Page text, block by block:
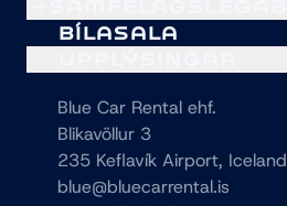
BÍLASALA
Blue Car Rental ehf.
Blikavöllur 3
235 Keflavík Airport, Iceland
blue@bluecarrental.is